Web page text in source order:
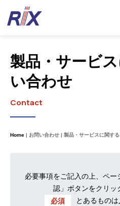
Home お問い合わせ 製品・サービスに関す
製品・サービ
い合わせ
Contact
必要事項をご記入の上、ペ
認」ボタンをクリッ
必須
とあるものは